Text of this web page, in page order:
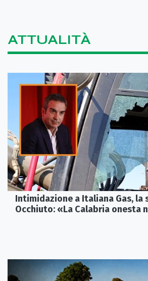
ATTUALITÀ
Intimidazione a Italiana Gas, la
Occhiuto: «La Calabria onesta